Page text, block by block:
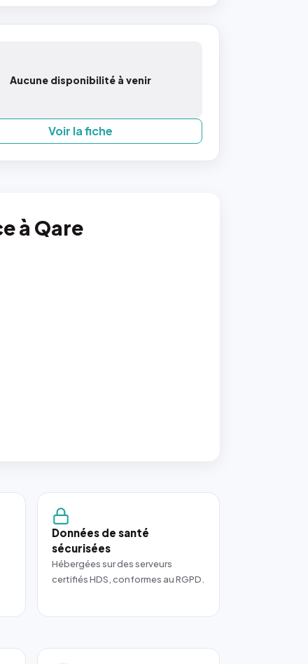
Aucune disponibilité à venir
Voir la fiche
à Qare
Données de santé
sécurisées
Hébergées sur des serveurs
certifiés HDS, conformes au RGPD.